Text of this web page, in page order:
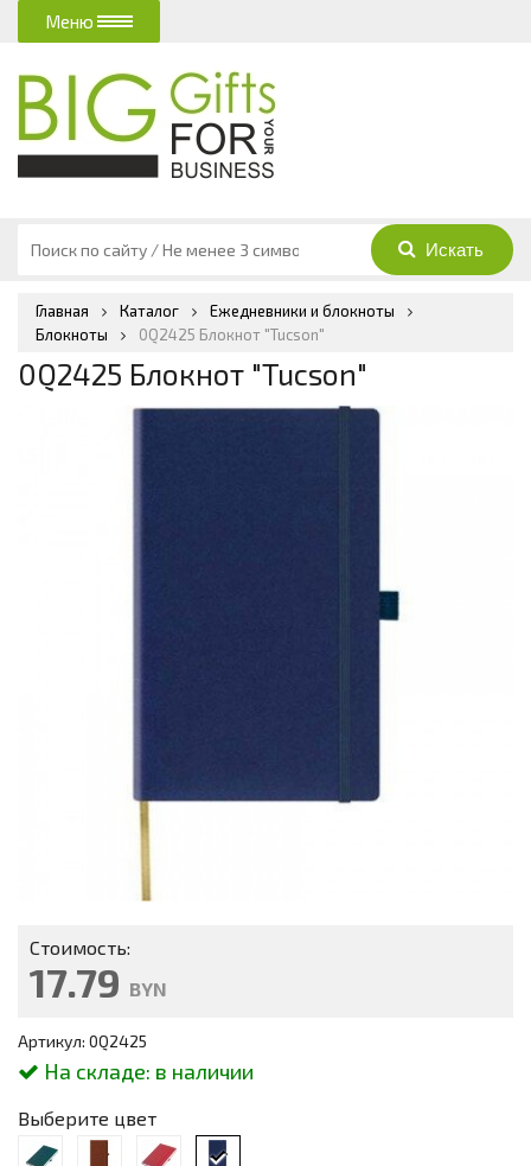
Меню
Главная Каталог
Ежедневники и блокноты
Блокноты
0Q2425 Блокнот "Tucson"
0Q2425 Блокнот "Tucson"
Стоимость:
17.79 BYN
Артикул: 0Q2425
На складе: в наличии
Выберите цвет